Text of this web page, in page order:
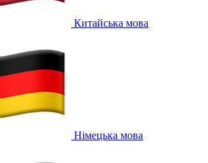
Китайська мова
Німецька мова